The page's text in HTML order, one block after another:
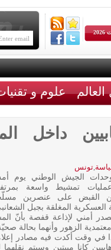
علوم و
داخل
,تونس
الجيش الوطني يوم أمس
تمشيط واسعة
القبض على عنصرين
العسكرية المغلقة بجبل
أمني لإذاعة قفصة بأنّ
الزهور وأنهما بحالة
في وقت أكدت فيه مصادر
كانا مييتين وسيتم